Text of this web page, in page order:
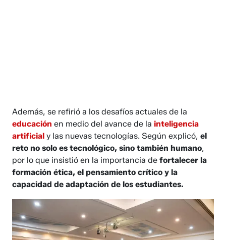
Además, se refirió a los desafíos actuales de la
educaciónen medio del avance de lainteligencia
artificial y las nuevas tecnologías. Según explicó,el
reto no solo es tecnológico, sino también humano,
por lo que insistió en la importancia defortalecer la
formación ética, el pensamiento crítico y la
capacidad de adaptación de los estudiantes.